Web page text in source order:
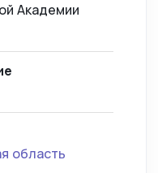
Академии
область